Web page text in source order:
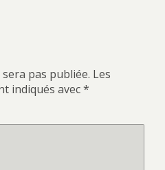
pas publiée. Les
indiqués avec*